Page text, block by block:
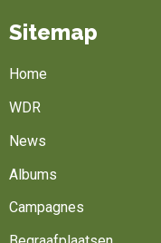
Sitemap
Home
WDR
News
Albums
Campagnes